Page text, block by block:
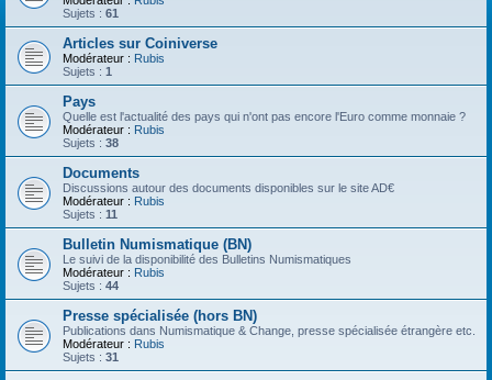
Sujets : 61
Articles sur Coiniverse
Modérateur : Rubis
Sujets : 1
Pays
Quelle est l'actualité des pays qui n'ont pas encore l'Euro comme monnaie ?
Modérateur : Rubis
Sujets : 38
Documents
Discussions autour des documents disponibles sur le site AD€
Modérateur : Rubis
Sujets : 11
Bulletin Numismatique (BN)
Le suivi de la disponibilité des Bulletins Numismatiques
Modérateur : Rubis
Sujets : 44
Presse spécialisée (hors BN)
Publications dans Numismatique & Change, presse spécialisée étrangère etc.
Modérateur : Rubis
Sujets : 31